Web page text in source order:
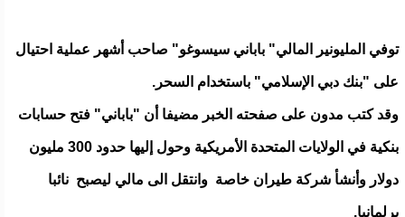
توفي المليونير المالي" باباني سيسوغو" صاحب أشهر عملية احتيال
على "بنك دبي الإسلامي" باستخدام السحر.
وقد كتب مدون على صفحته الخبر مضيفا أن "باباني" فتح حسابات
بنكية في الولايات المتحدة الأمريكية وحول إليها حدود 300 مليون
دولار وأنشأ شركة طيران خاصة وانتقل الى مالي ليصبح نائبا
برلمانيا.